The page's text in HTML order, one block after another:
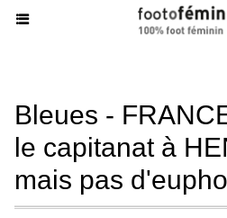
Bleues -
le capitanat à
mais pas